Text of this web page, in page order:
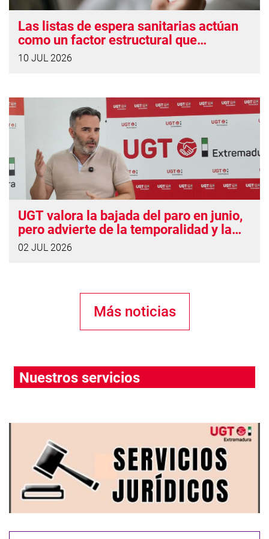
Las listas de espera sanitarias actúan
como un factor estructural que
prolonga las bajas laborales
10 JUL 2026
UGT valora la bajada del paro en junio,
pero advierte de la temporalidad y la
precariedad del empleo creado
02 JUL 2026
Más noticias
Nuestros servicios